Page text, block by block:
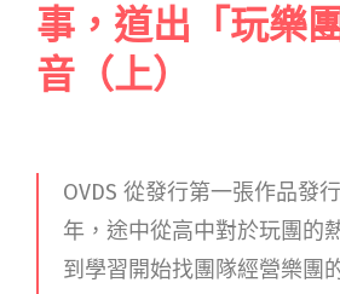
事，道出「玩樂
音（上）
OVDS 從發行第一張作品發
年，途中從高中對於玩團的
到學習開始找團隊經營樂團